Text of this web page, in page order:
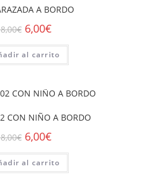
A BORDO
8,00€ 6,00€
al carrito
CON NIÑO A BORDO
8,00€ 6,00€
al carrito